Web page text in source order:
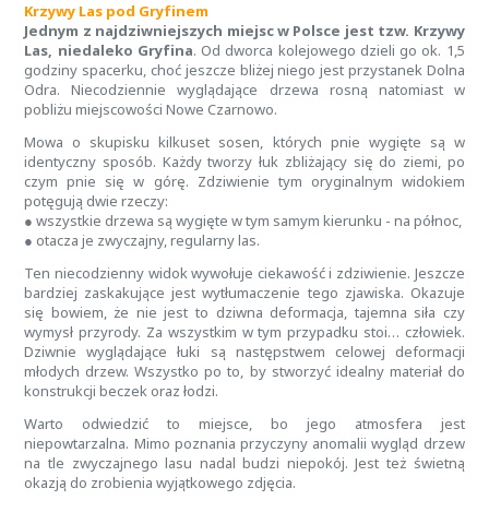
Krzywy Las pod Gryfinem
Jednym z najdziwniejszych miejsc w Polsce jest tzw. Krzywy
Las, niedaleko Gryfina. Od dworca kolejowego dzieli go ok. 1,5
godziny spacerku, choć jeszcze bliżej niego jest przystanek Dolna
Odra. Niecodziennie wyglądające drzewa rosną natomiast w
pobliżu miejscowości Nowe Czarnowo.
Mowa o skupisku kilkuset sosen, których pnie wygięte są w
identyczny sposób. Każdy tworzy łuk zbliżający się do ziemi, po
czym pnie się w górę. Zdziwienie tym oryginalnym widokiem
potęgują dwie rzeczy:
● wszystkie drzewa są wygięte w tym samym kierunku - na północ,
● otacza je zwyczajny, regularny las.
Ten niecodzienny widok wywołuje ciekawość i zdziwienie. Jeszcze
bardziej zaskakujące jest wytłumaczenie tego zjawiska. Okazuje
się bowiem, że nie jest to dziwna deformacja, tajemna siła czy
wymysł przyrody. Za wszystkim w tym przypadku stoi… człowiek.
Dziwnie wyglądające łuki są następstwem celowej deformacji
młodych drzew. Wszystko po to, by stworzyć idealny materiał do
konstrukcji beczek oraz łodzi.
Warto odwiedzić to miejsce, bo jego atmosfera jest
niepowtarzalna. Mimo poznania przyczyny anomalii wygląd drzew
na tle zwyczajnego lasu nadal budzi niepokój. Jest też świetną
okazją do zrobienia wyjątkowego zdjęcia.